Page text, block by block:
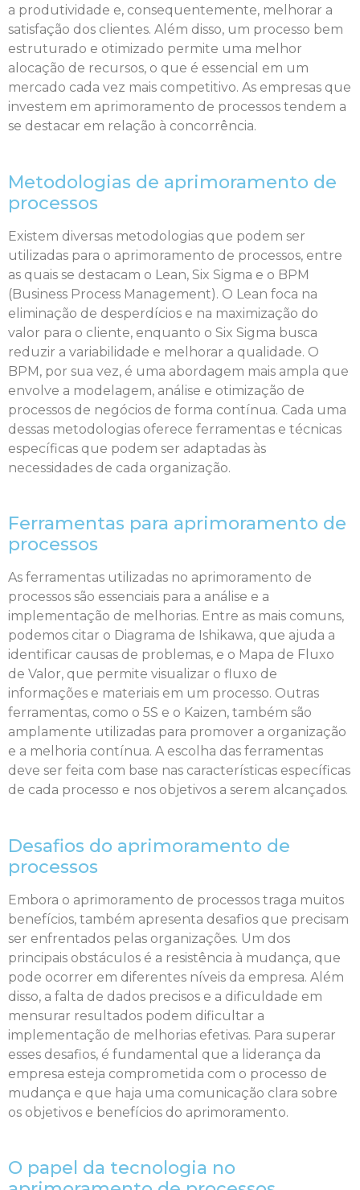
a produtividade e, consequentemente, melhorar a
satisfação dos clientes. Além disso, um processo bem
estruturado e otimizado permite uma melhor
alocação de recursos, o que é essencial em um
mercado cada vez mais competitivo. As empresas que
investem em aprimoramento de processos tendem a
se destacar em relação à concorrência.
Metodologias de aprimoramento de
processos
Existem diversas metodologias que podem ser
utilizadas para o aprimoramento de processos, entre
as quais se destacam o Lean, Six Sigma e o BPM
(Business Process Management). O Lean foca na
eliminação de desperdícios e na maximização do
valor para o cliente, enquanto o Six Sigma busca
reduzir a variabilidade e melhorar a qualidade. O
BPM, por sua vez, é uma abordagem mais ampla que
envolve a modelagem, análise e otimização de
processos de negócios de forma contínua. Cada uma
dessas metodologias oferece ferramentas e técnicas
específicas que podem ser adaptadas às
necessidades de cada organização.
Ferramentas para aprimoramento de
processos
As ferramentas utilizadas no aprimoramento de
processos são essenciais para a análise e a
implementação de melhorias. Entre as mais comuns,
podemos citar o Diagrama de Ishikawa, que ajuda a
identificar causas de problemas, e o Mapa de Fluxo
de Valor, que permite visualizar o fluxo de
informações e materiais em um processo. Outras
ferramentas, como o 5S e o Kaizen, também são
amplamente utilizadas para promover a organização
e a melhoria contínua. A escolha das ferramentas
deve ser feita com base nas características específicas
de cada processo e nos objetivos a serem alcançados.
Desafios do aprimoramento de
processos
Embora o aprimoramento de processos traga muitos
benefícios, também apresenta desafios que precisam
ser enfrentados pelas organizações. Um dos
principais obstáculos é a resistência à mudança, que
pode ocorrer em diferentes níveis da empresa. Além
disso, a falta de dados precisos e a dificuldade em
mensurar resultados podem dificultar a
implementação de melhorias efetivas. Para superar
esses desafios, é fundamental que a liderança da
empresa esteja comprometida com o processo de
mudança e que haja uma comunicação clara sobre
os objetivos e benefícios do aprimoramento.
O papel da tecnologia no